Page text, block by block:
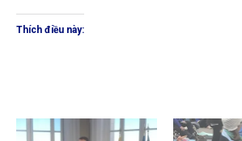
Thích điều này: